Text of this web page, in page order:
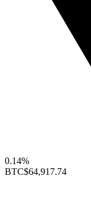
0.14%
BTC$64,917.74